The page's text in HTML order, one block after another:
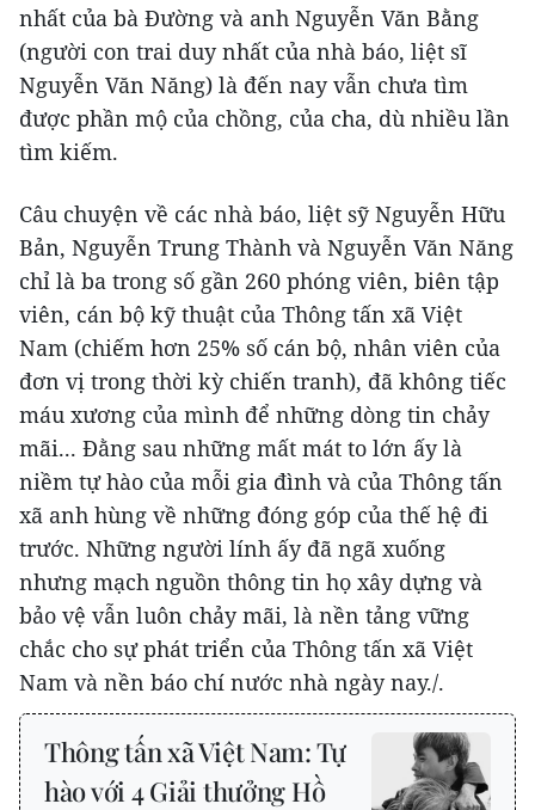
nhất của bà Đường và anh Nguyễn Văn Bằng
(người con trai duy nhất của nhà báo, liệt sĩ
Nguyễn Văn Năng) là đến nay vẫn chưa tìm
được phần mộ của chồng, của cha, dù nhiều lần
tìm kiếm.
Câu chuyện về các nhà báo, liệt sỹ Nguyễn Hữu
Bản, Nguyễn Trung Thành và Nguyễn Văn Năng
chỉ là ba trong số gần 260 phóng viên, biên tập
viên, cán bộ kỹ thuật của Thông tấn xã Việt
Nam (chiếm hơn 25% số cán bộ, nhân viên của
đơn vị trong thời kỳ chiến tranh), đã không tiếc
máu xương của mình để những dòng tin chảy
mãi... Đằng sau những mất mát to lớn ấy là
niềm tự hào của mỗi gia đình và của Thông tấn
xã anh hùng về những đóng góp của thế hệ đi
trước. Những người lính ấy đã ngã xuống
nhưng mạch nguồn thông tin họ xây dựng và
bảo vệ vẫn luôn chảy mãi, là nền tảng vững
chắc cho sự phát triển của Thông tấn xã Việt
Nam và nền báo chí nước nhà ngày nay./.
Thông tấn xã Việt Nam: Tự
hào với 4 Giải thưởng Hồ